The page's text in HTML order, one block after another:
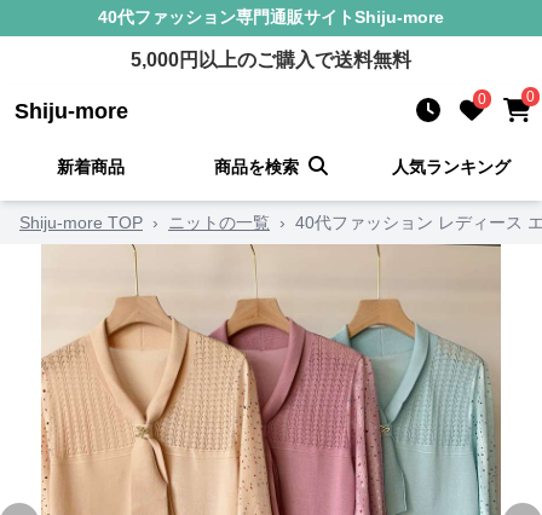
40代ファッション専門通販サイトShiju-more
5,000円以上のご購入で送料無料
Shiju-more 0 0
新着商品 商品を検索 人気ランキング
Shiju-more TOP › ニットの一覧 › 40代ファッション レディース